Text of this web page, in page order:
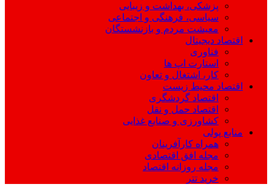
پزشکی، بهداشت و زیبایی
سیاسی، فرهنگی و اجتماعی
معیشت مردم و بازنشستگان
اقتصاد دیجیتال
فناوری
استارت اپ ها
کار، اشتغال و تعاون
اقتصاد محیط زیست
اقتصاد گردشگری
اقتصاد حمل و نقل
کشاورزی و صنایع غذایی
منابع پولی
همراه کارآفرینان
مجله افق اقتصادی
مجله روزانه اقتصاد
خرید تتر